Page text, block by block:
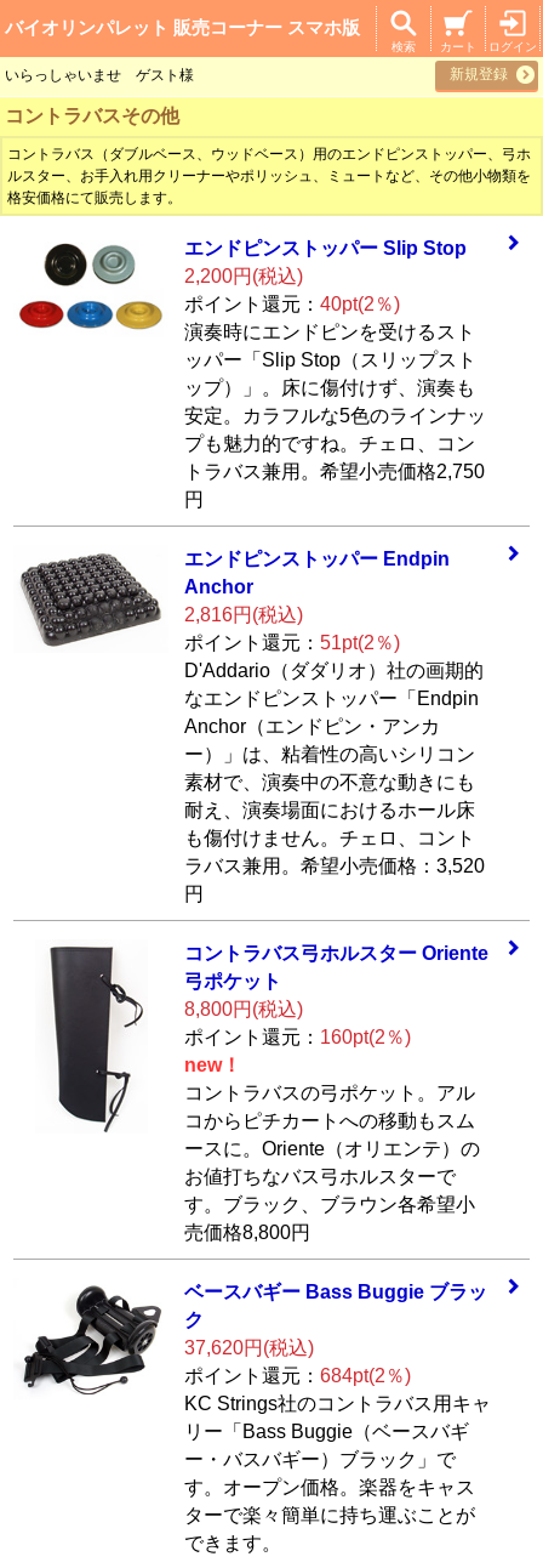
バイオリンパレット 販売コーナー スマホ版
ログイン
カート
検索
いらっしゃいませ ゲスト様 新規登録
コントラバスその他
コントラバス（ダブルベース、ウッドベース）用のエンドピンストッパー、弓ホ
ルスター、お手入れ用クリーナーやポリッシュ、ミュートなど、その他小物類を
格安価格にて販売します。
エンドピンストッパー Slip Stop
2,200円(税込)
ポイント還元： 40pt(2％)
演奏時にエンドピンを受けるスト
ッパー「Slip Stop（スリップスト
ップ）」。床に傷付けず、演奏も
安定。カラフルな5色のラインナッ
プも魅力的ですね。チェロ、コン
トラバス兼用。希望小売価格2,750
円
エンドピンストッパー Endpin
Anchor
2,816円(税込)
ポイント還元： 51pt(2％)
D'Addario（ダダリオ）社の画期的
なエンドピンストッパー「Endpin
Anchor（エンドピン・アンカ
ー）」は、粘着性の高いシリコン
素材で、演奏中の不意な動きにも
耐え、演奏場面におけるホール床
も傷付けません。チェロ、コント
ラバス兼用。希望小売価格：3,520
円
コントラバス弓ホルスター Oriente
弓ポケット
8,800円(税込)
ポイント還元： 160pt(2％)
new！
コントラバスの弓ポケット。アル
コからピチカートへの移動もスム
ースに。Oriente（オリエンテ）の
お値打ちなバス弓ホルスターで
す。ブラック、ブラウン各希望小
売価格8,800円
ベースバギー Bass Buggie ブラッ
ク
37,620円(税込)
ポイント還元： 684pt(2％)
KC Strings社のコントラバス用キャ
リー「Bass Buggie（ベースバギ
ー・バスバギー）ブラック」で
す。オープン価格。楽器をキャス
ターで楽々簡単に持ち運ぶことが
できます。